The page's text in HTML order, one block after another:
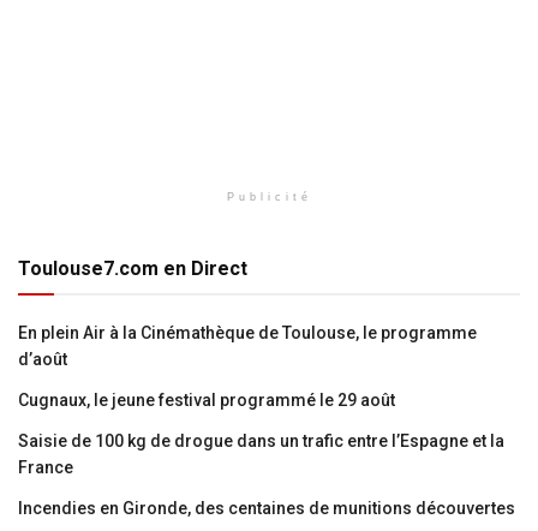
Publicité
Toulouse7.com en Direct
En plein Air à la Cinémathèque de Toulouse, le programme
d’août
Cugnaux, le jeune festival programmé le 29 août
Saisie de 100 kg de drogue dans un trafic entre l’Espagne et la
France
Incendies en Gironde, des centaines de munitions découvertes